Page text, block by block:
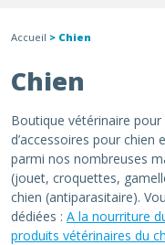
Accueil > Chien
Chien
Boutique vétérinaire
d’accessoires pour
parmi nos nombreuses
(jouet, croquettes,
chien (antiparasitaire).
dédiées : A la nourriture
produits vétérinaires du